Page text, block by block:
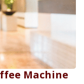
Machine